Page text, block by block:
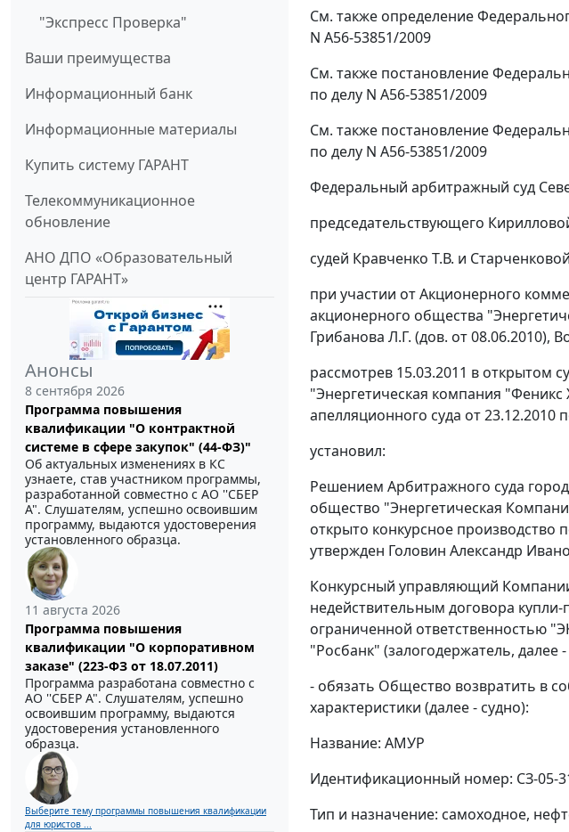
"Экспресс Проверка"
Ваши преимущества
Информационный банк
Информационные материалы
Купить систему ГАРАНТ
Телекоммуникационное
обновление
АНО ДПО «Образовательный
центр ГАРАНТ»
Анонсы
8 сентября 2026
Программа повышения
квалификации "О контрактной
системе в сфере закупок" (44-ФЗ)"
Об актуальных изменениях в КС
узнаете, став участником программы,
разработанной совместно с АО ''СБЕР
А". Слушателям, успешно освоившим
программу, выдаются удостоверения
установленного образца.
11 августа 2026
Программа повышения
квалификации "О корпоративном
заказе" (223-ФЗ от 18.07.2011)
Программа разработана совместно с
АО ''СБЕР А". Слушателям, успешно
освоившим программу, выдаются
удостоверения установленного
образца.
Выберите тему программы повышения квалификации
для юристов ...
См. также определение
N А56-53851/2009
См. также постановление
по делу N А56-53851/2009
См. также постановление
по делу N А56-53851/2009
Федеральный арбитражный суд
председательствующего
судей Кравченко Т.В. и
при участии от Акционерного
акционерного общества
Грибанова Л.Г. (дов. от 08.06.2010),
рассмотрев 15.03.2011 в открытом
"Энергетическая компания
апелляционного суда от
установил:
Решением Арбитражного суда
общество "Энергетическая
открыто конкурсное
утвержден Головин Александр
Конкурсный управляющий
недействительным договора
ограниченной ответственностью
"Росбанк" (залогодержатель, далее
- обязать Общество возвратить в
характеристики (далее - судно):
Название: АМУР
Идентификационный номер: СЗ-05-
Тип и назначение: самоходное,